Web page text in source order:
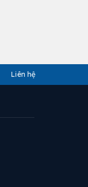
Liên hệ